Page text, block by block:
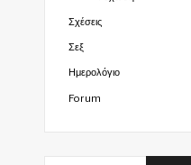
Σχέσεις
Σεξ
Ημερολόγιο
Forum